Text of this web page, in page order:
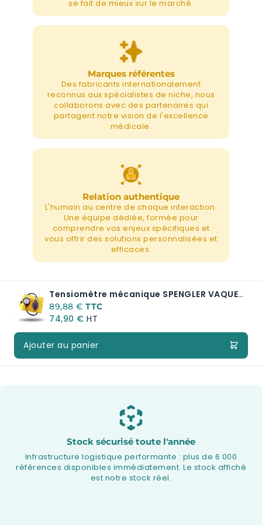
se fait de mieux sur le marché.
Marques référentes
Des fabricants internationalement
reconnus aux spécialistes de niche, nous
collaborons avec des partenaires qui
partagent notre vision de l'excellence
médicale.
Relation authentique
L'humain au centre de chaque interaction.
Une équipe dédiée, formée pour
comprendre vos enjeux spécifiques et
vous offrir des solutions personnalisées et
efficaces.
Tensiomètre mécanique SPENGLER VAQUEZ-LAUBRY CLINIC
A partir de:
89,88 €
74,90 €
Ajouter au panier
Stock sécurisé toute l'année
Infrastructure logistique performante : plus de 6 000
références disponibles immédiatement. Le stock affiché
est notre stock réel.